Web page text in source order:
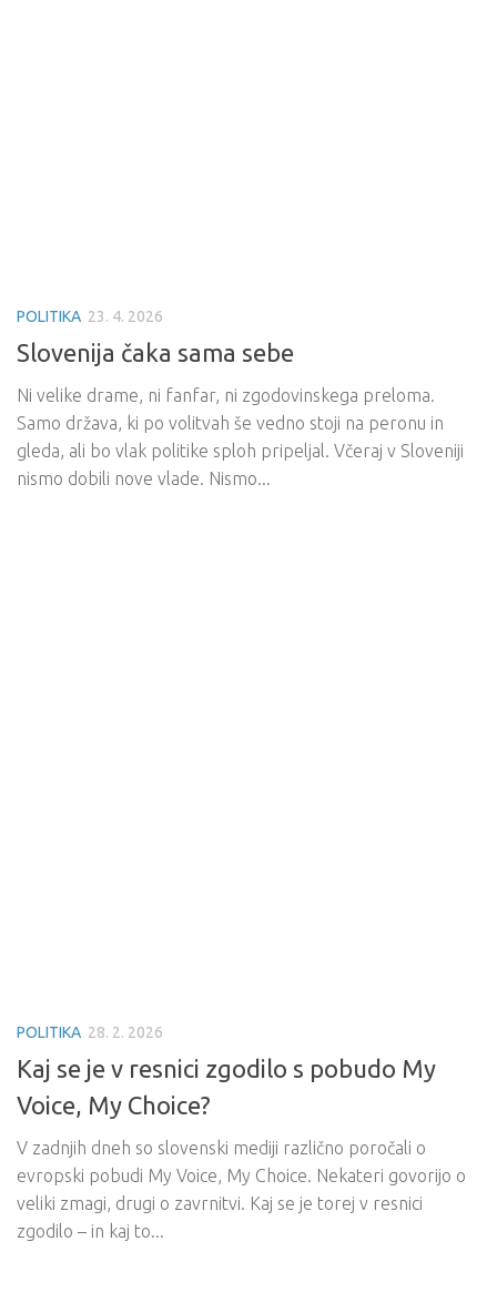
POLITIKA 23. 4. 2026
Slovenija čaka sama sebe
Ni velike drame, ni fanfar, ni zgodovinskega preloma.
Samo država, ki po volitvah še vedno stoji na peronu in
gleda, ali bo vlak politike sploh pripeljal. Včeraj v Sloveniji
nismo dobili nove vlade. Nismo...
POLITIKA 28. 2. 2026
Kaj se je v resnici zgodilo s pobudo My
Voice, My Choice?
V zadnjih dneh so slovenski mediji različno poročali o
evropski pobudi My Voice, My Choice. Nekateri govorijo o
veliki zmagi, drugi o zavrnitvi. Kaj se je torej v resnici
zgodilo – in kaj to...